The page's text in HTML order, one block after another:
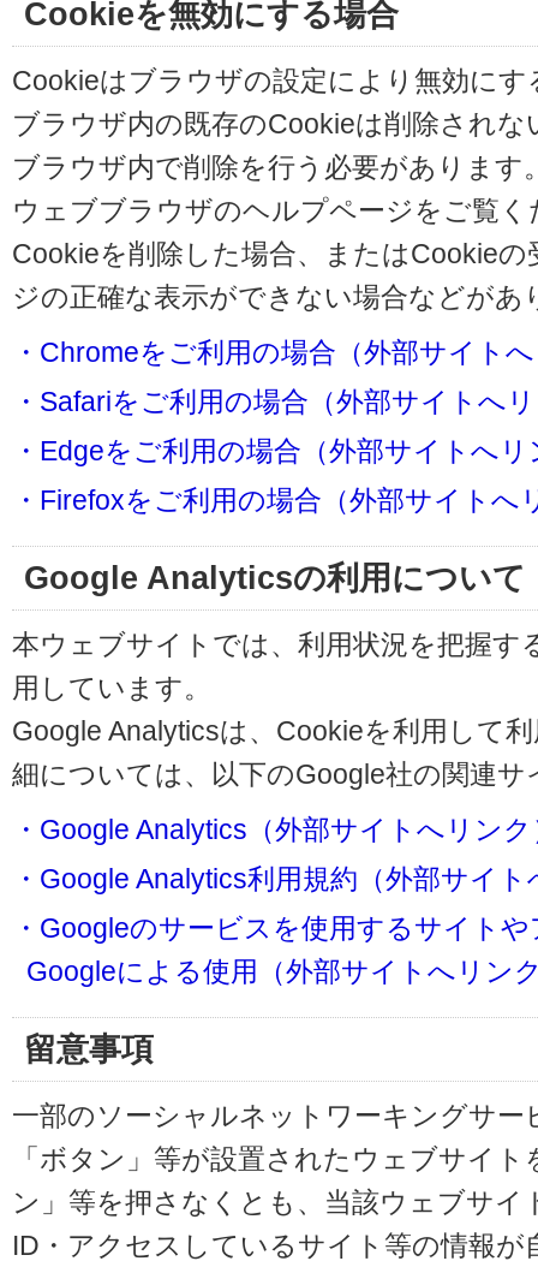
Cookieを無効にする場合
Cookieはブラウザの設定により無効に
ブラウザ内の既存のCookieは削除され
ブラウザ内で削除を行う必要があります
ウェブブラウザのヘルプページをご覧く
Cookieを削除した場合、またはCookie
ジの正確な表示ができない場合などが
・Chromeをご利用の場合（外部サイト
・Safariをご利用の場合（外部サイトへ
・Edgeをご利用の場合（外部サイトへリ
・Firefoxをご利用の場合（外部サイトへ
Google Analyticsの利用について
本ウェブサイトでは、利用状況を把握す
用しています。
Google Analyticsは、Cookieを利用して
細については、以下のGoogle社の関連
・Google Analytics（外部サイトへリンク
・Google Analytics利用規約（外部サイ
・Googleのサービスを使用するサイト
Googleによる使用（外部サイトへリン
留意事項
一部のソーシャルネットワーキングサー
「ボタン」等が設置されたウェブサイ
ン」等を押さなくとも、当該ウェブサイ
ID・アクセスしているサイト等の情報